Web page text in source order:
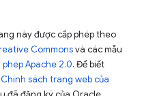
này được cấp phép theo
Commonsvà các mẫu
phép Apache 2.0. Để biết
Chính sách trang web của